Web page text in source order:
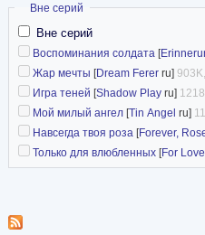
Скрыть
Вне серий
Вне серий
Воспоминания солдата [
Жар мечты [Dream Ferer ru]
Игра теней [Shadow Play ru]
Мой милый ангел [Tin Angel ru]
Навсегда твоя роза [Forever,
Только для влюбленных [For